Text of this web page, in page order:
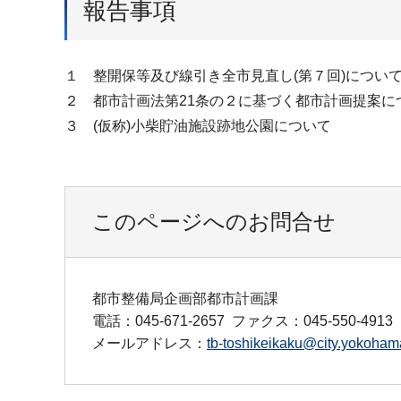
報告事項
１ 整開保等及び線引き全市見直し(第７回)について
２ 都市計画法第21条の２に基づく都市計画提案に
３ (仮称)小柴貯油施設跡地公園について
このページへのお問合せ
都市整備局企画部都市計画課
電話：045-671-2657 ファクス：045-550-4913
メールアドレス： tb-